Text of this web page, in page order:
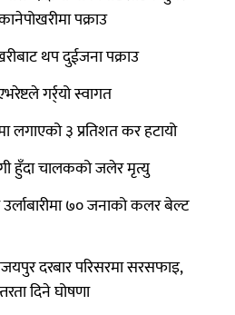
पक्राउ
थप दुईजना पक्राउ
गर्र्यो स्वागत
लगाएको ३ प्रतिशत कर हटायो
हुँदा चालकको जलेर मृत्यु
७० जनाको कलर बेल्ट
दरबार परिसरमा सरसफाइ,
दिने घोषणा